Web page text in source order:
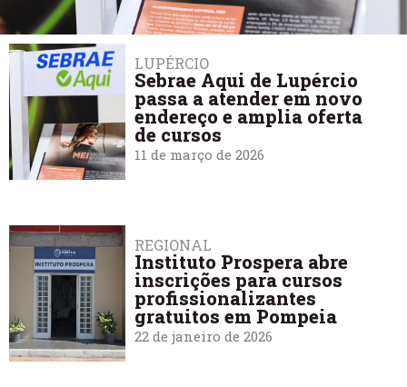
LUPÉRCIO
Sebrae Aqui de Lupércio
passa a atender em novo
endereço e amplia oferta
de cursos
11 de março de 2026
REGIONAL
Instituto Prospera abre
inscrições para cursos
profissionalizantes
gratuitos em Pompeia
22 de janeiro de 2026